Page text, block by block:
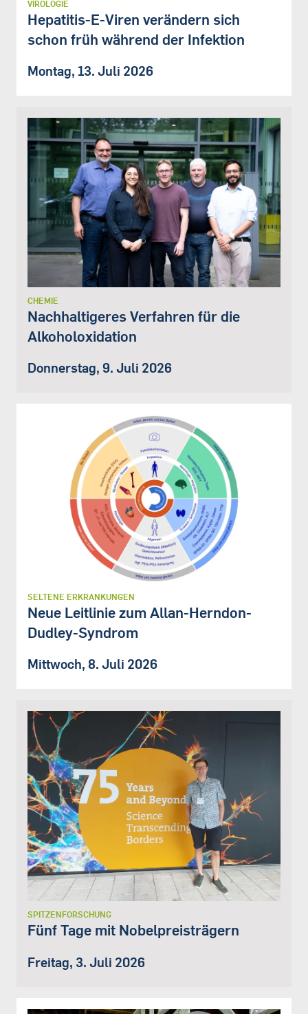
VIROLOGIE
Hepatitis-E-Viren verändern sich
schon früh während der Infektion
Montag, 13. Juli 2026
CHEMIE
Nachhaltigeres Verfahren für die
Alkoholoxidation
Donnerstag, 9. Juli 2026
SELTENE ERKRANKUNGEN
Neue Leitlinie zum Allan-Herndon-
Dudley-Syndrom
Mittwoch, 8. Juli 2026
SPITZENFORSCHUNG
Fünf Tage mit Nobelpreisträgern
Freitag, 3. Juli 2026